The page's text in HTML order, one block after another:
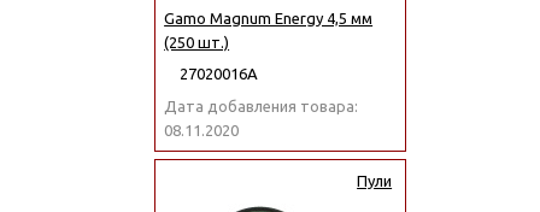
Gamo Magnum Energy 4,5 мм
(250 шт.)
27020016А
Дата добавления товара:
08.11.2020
Пули